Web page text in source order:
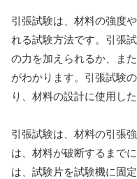
引張試験は、材料の強度
れる試験方法です。引張
の力を加えられるか、ま
がわかります。引張試験
り、材料の設計に使用し
引張試験は、材料の引張
は、材料が破断するまで
は、試験片を試験機に固